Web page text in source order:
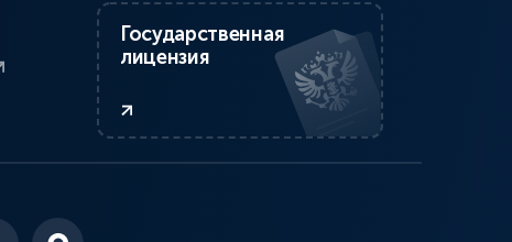
Государственная
лицензия